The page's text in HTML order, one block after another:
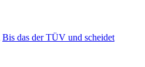
Bis das der TÜV und scheidet